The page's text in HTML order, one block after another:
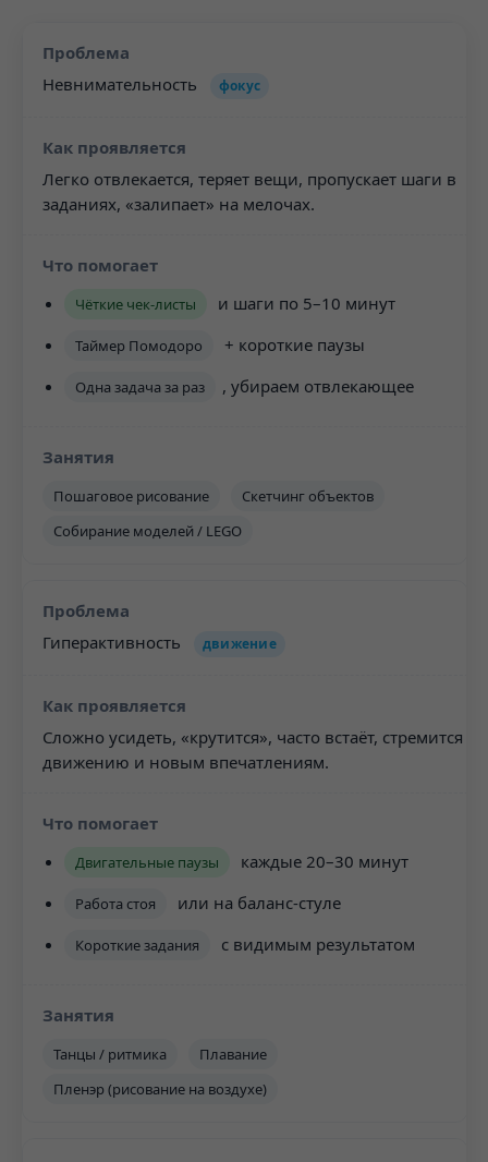
Невнимательность фокус
Легко отвлекается, теряет вещи, пропускает шаги в
заданиях, «залипает» на мелочах.
Чёткие чек-листы и шаги по 5–10 минут
Таймер Помодоро + короткие паузы
Одна задача за раз , убираем отвлекающее
Пошаговое рисование
Скетчинг объектов
Собирание моделей / LEGO
Гиперактивность движение
Сложно усидеть, «крутится», часто встаёт, стремится к
движению и новым впечатлениям.
Двигательные паузы каждые 20–30 минут
Работа стоя или на баланс-стуле
Короткие задания с видимым результатом
Танцы / ритмика
Плавание
Пленэр (рисование на воздухе)